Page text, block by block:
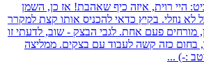
היי רוית, איזה כיף שאהבת! אז כן, השמן
לא נוזלי. בקיץ כדאי להכניס אותו קצת למקרר
מורחים פעם אחת. לגבי הבצק - שוב, לדעתי זו
בחום כזה קשה לעבוד עם בצקים. ממליצה
:-) ...